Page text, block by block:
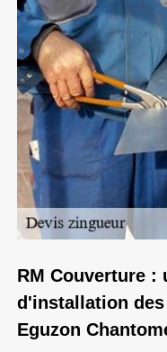
RM Couverture :
d'installation
Eguzon